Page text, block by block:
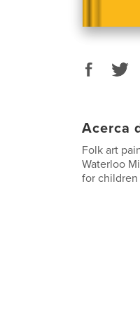
Acerca
Folk art
Waterloo
for children